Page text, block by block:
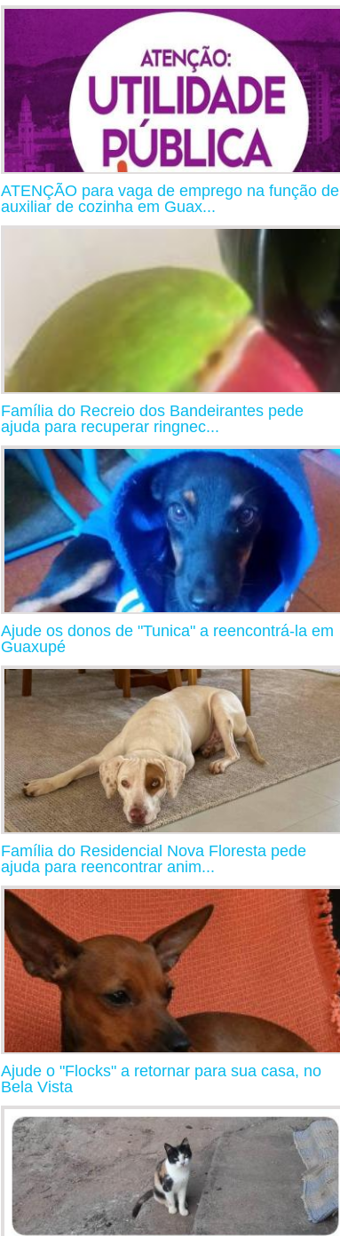
ATENÇÃO para vaga de emprego na função de
auxiliar de cozinha em Guax...
Família do Recreio dos Bandeirantes pede
ajuda para recuperar ringnec...
Ajude os donos de "Tunica" a reencontrá-la em
Guaxupé
Família do Residencial Nova Floresta pede
ajuda para reencontrar anim...
Ajude o "Flocks" a retornar para sua casa, no
Bela Vista